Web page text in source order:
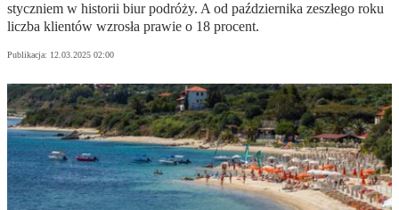
styczniem w historii biur podróży. A od października zeszłego roku
liczba klientów wzrosła prawie o 18 procent.
Publikacja: 12.03.2025 02:00